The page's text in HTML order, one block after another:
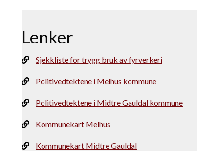
Lenker
Sjekkliste for trygg bruk av fyrverkeri
Politivedtektene i Melhus kommune
Politivedtektene i Midtre Gauldal kommune
Kommunekart Melhus
Kommunekart Midtre Gauldal